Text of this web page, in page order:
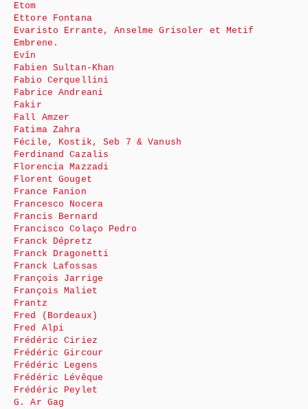
Etom
Ettore Fontana
Evaristo Errante, Anselme Grisoler et Metif
Embrene.
Evîn
Fabien Sultan-Khan
Fabio Cerquellini
Fabrice Andreani
Fakir
Fall Amzer
Fatima Zahra
Fécile, Kostik, Seb 7 & Vanush
Ferdinand Cazalis
Florencia Mazzadi
Florent Gouget
France Fanion
Francesco Nocera
Francis Bernard
Francisco Colaço Pedro
Franck Dépretz
Franck Dragonetti
Franck Lafossas
François Jarrige
François Maliet
Frantz
Fred (Bordeaux)
Fred Alpi
Frédéric Ciriez
Frédéric Gircour
Frédéric Legens
Frédéric Lévêque
Frédéric Peylet
G. Ar Gag